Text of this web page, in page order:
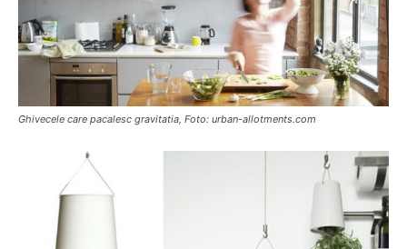
Ghivecele care pacalesc gravitatia, Foto: urban-allotments.com